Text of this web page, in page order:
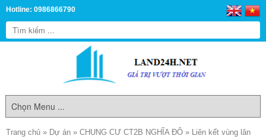
Hotline: 0986866790
Trang chủ » Dự án » CHUNG CƯ CT2B NGHĨA ĐÔ » Liên kết vùng lân